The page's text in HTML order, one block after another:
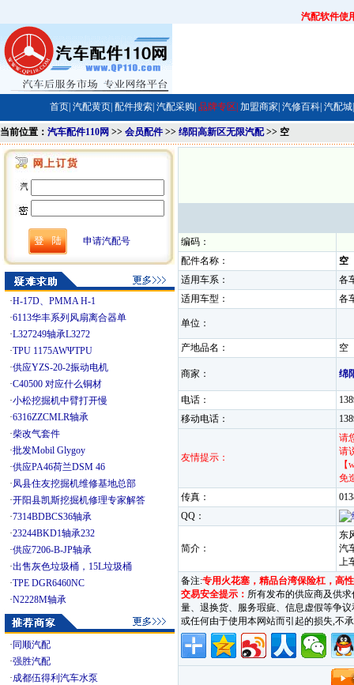
汽配软件使
首页| 汽配黄页| 配件搜索| 汽配采购| 品牌专区| 加盟商家| 汽修百科| 汽配城|
当前位置： 汽车配件110网 >> 会员配件 >> 绵阳高新区无限汽配>> 空
申请汽配号
·H-17D、PMMA H-1
·6113华丰系列风扇离合器单
·L327249轴承L3272
·TPU 1175AWΨTPU
·供应YZS-20-2振动电机
·C40500 对应什么铜材
·小松挖掘机中臂打开慢
·6316ZZCMLR轴承
·柴改气套件
·批发Mobil Glygoy
·供应PA46荷兰DSM 46
·凤县住友挖掘机维修基地总部
·开阳县凯斯挖掘机修理专家解答
·7314BDBCS36轴承
·23244BKD1轴承232
·供应7206-B-JP轴承
·出售灰色垃圾桶，15L垃圾桶
·TPE DGR6460NC
·N2228M轴承
· 同顺汽配
·强胜汽配
·成都伍得利汽车水泵
编码：
配件名称：
空
适用车系：
各
适用车型：
各
单位：
产地品名：
商家： 绵
电话：
移动电话：
友情提示：
请
请
免
传真：
QQ：
简介：
东
汽
上
备注:专用火花塞，精品台湾保险杠，高
交易安全提示： 所有发布的供应商及供
量、退换货、服务瑕疵、信息虚假等争
或任何由于使用本网站而引起的损失,